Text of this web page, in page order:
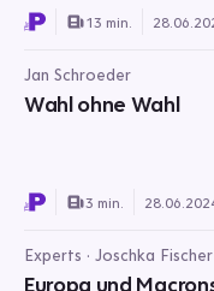
13 min.
Jan Schroeder
Wahl ohne Wahl
3 min.
Experts · Joschka Fischer
Europa und